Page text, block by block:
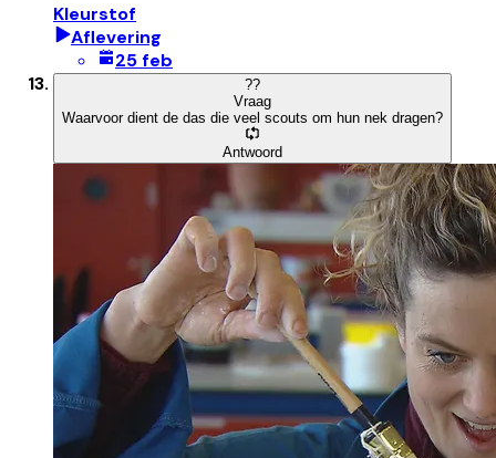
Kleurstof
Aflevering
25 feb
??
Vraag
Waarvoor dient de das die veel scouts om hun nek dragen?
Antwoord